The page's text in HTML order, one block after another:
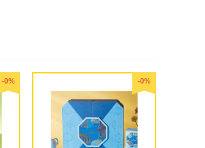
-0% -0%